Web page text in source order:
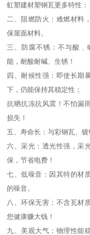
虹塑建材塑钢瓦更多特性：
二、阻燃防火：难燃材料
保屋面材料。
三、防腐不锈：不与酸
能，耐酸耐碱、生锈！
四、耐候性强：即使长期
下，仍能保持其稳定性；
抗晒抗冻抗风震！不怕漏
损失！
五、寿命长：与彩钢瓦、
六、采光：透光性强，采
保，节省电费！
七、低噪音：因其特的材
的噪音。
八、环保无害：不含瓦材
您健康赚大钱！
九、美观大气：物理性能